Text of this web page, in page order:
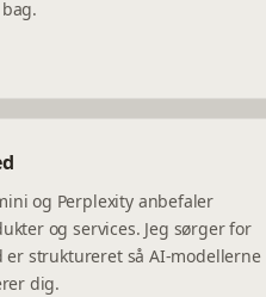
og Perplexity anbefaler
og services. Jeg sørger for
struktureret så AI-modellerne
dig.